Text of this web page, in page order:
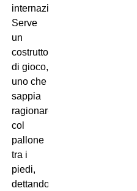
internazionale.
Serve
un
costruttore
di gioco,
uno che
sappia
ragionare
col
pallone
tra i
piedi,
dettando